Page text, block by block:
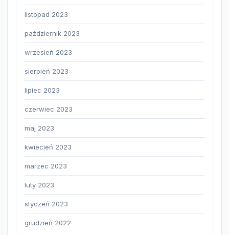
listopad 2023
październik 2023
wrzesień 2023
sierpień 2023
lipiec 2023
czerwiec 2023
maj 2023
kwiecień 2023
marzec 2023
luty 2023
styczeń 2023
grudzień 2022